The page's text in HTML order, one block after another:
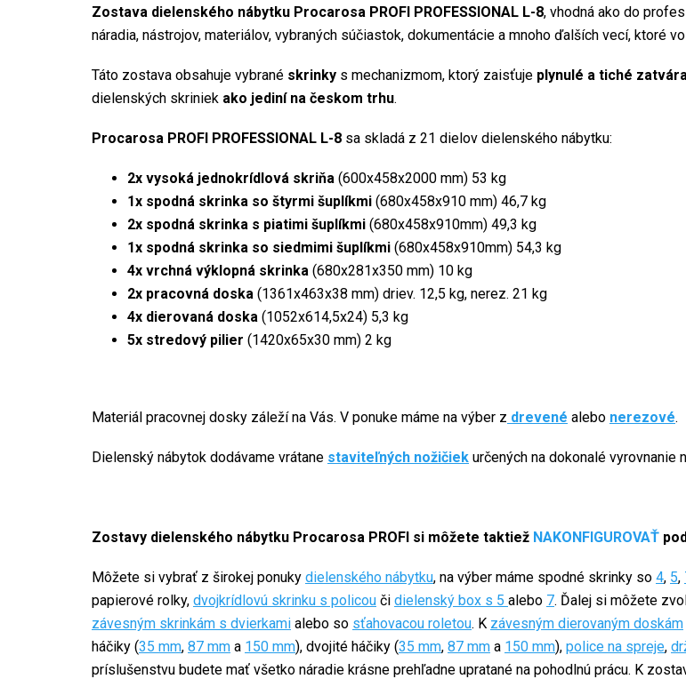
Zostava dielenského nábytku Procarosa PROFI PROFESSIONAL L-8, vhodná ako do
náradia, nástrojov, materiálov, vybraných súčiastok, dokumentácie a mnoho ďalších vecí, ktoré
Táto zostava obsahuje vybrané skrinky s mechanizmom, ktorý zaisťuje plynulé a tiché
dielenských skriniek ako jediní na českom trhu.
Procarosa PROFI PROFESSIONAL L-8 sa skladá z 21 dielov dielenského nábytku:
2x vysoká jednokrídlová skriňa (600x458x2000 mm) 53 kg
1x spodná skrinka so štyrmi šuplíkmi (680x458x910 mm) 46,7 kg
2x spodná skrinka s piatimi šuplíkmi (680x458x910mm) 49,3 kg
1x spodná skrinka so siedmimi šuplíkmi (680x458x910mm) 54,3 kg
4x vrchná výklopná skrinka (680x281x350 mm) 10 kg
2x pracovná doska (1361x463x38 mm) driev. 12,5 kg, nerez. 21 kg
4x dierovaná doska (1052x614,5x24) 5,3 kg
5x stredový pilier (1420x65x30 mm) 2 kg
Materiál pracovnej dosky záleží na Vás. V ponuke máme na výber z drevené alebo nerezové.
Dielenský nábytok dodávame vrátane staviteľných nožičiek určených na dokonalé vyrovnanie
Zostavy dielenského nábytku Procarosa PROFI si môžete taktiež NAKONFIGUROVAŤ
Môžete si vybrať z širokej ponuky dielenského nábytku, na výber máme spodné skrinky so 4, 5,
papierové rolky, dvojkrídlovú skrinku s policou či dielenský box s 5 alebo 7. Ďalej si môžete
závesným skrinkám s dvierkami alebo so sťahovacou roletou. K závesným dierovaným doskám
háčiky (35 mm, 87 mm a 150 mm), dvojité háčiky (35 mm, 87 mm a 150 mm), police na spreje,
príslušenstvu budete mať všetko náradie krásne prehľadne upratané na pohodlnú prácu. K